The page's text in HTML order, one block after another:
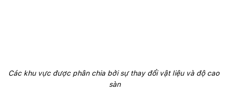
Các khu vực được phân chia bởi sự thay đổi vật liệu và độ cao
sàn